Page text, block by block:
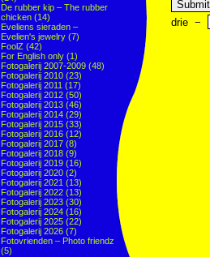
De rubber kip – The rubber
chicken (14)
Eveliens sieraden –
Evelien's jewelry (7)
FoolZ (42)
For English only (1)
Fotogalerij 2007-2009 (48)
Fotogalerij 2010 (23)
Fotogalerij 2011 (17)
Fotogalerij 2012 (50)
Fotogalerij 2013 (46)
Fotogalerij 2014 (29)
Fotogalerij 2015 (33)
Fotogalerij 2016 (12)
Fotogalerij 2017 (8)
Fotogalerij 2018 (9)
Fotogalerij 2019 (16)
Fotogalerij 2020 (2)
Fotogalerij 2021 (13)
Fotogalerij 2022 (13)
Fotogalerij 2023 (30)
Fotogalerij 2024 (16)
Fotogalerij 2025 (22)
Fotogalerij 2026 (7)
Fotovrienden – Photo friendz
(5)
drie −